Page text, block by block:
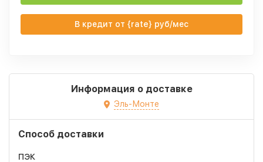
В кредит от {rate} руб/мес
Информация о доставке
Эль-Монте
Способ доставки
ПЭК